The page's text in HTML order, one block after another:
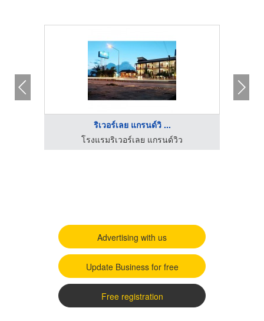
ริเวอร์เลย แกรนด์วิ ...
โรงแรมริเวอร์เลย แกรนด์วิว
Advertising with us
Update Business for free
Free registration